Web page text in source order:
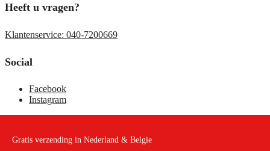
Heeft u vragen?
Klantenservice: 040-7200669
Social
Facebook
Instagram
Gratis verzending in Nederland & Belgie